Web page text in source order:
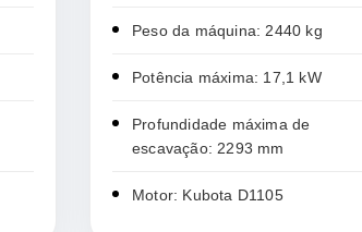
Peso da máquina: 2440 kg
Potência máxima: 17,1 kW
Profundidade máxima de
escavação: 2293 mm
Motor: Kubota D1105